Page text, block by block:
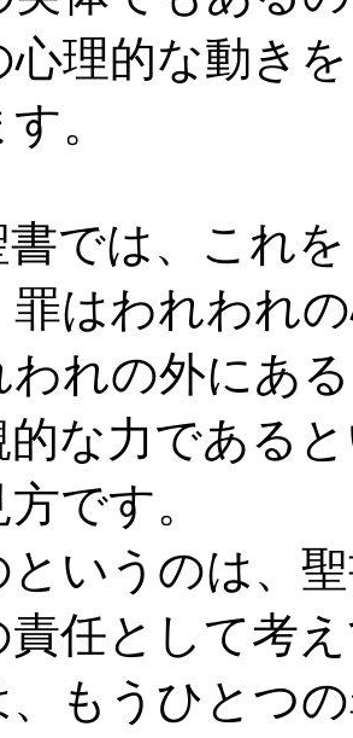
心理的な動き
。
では、これ
罪はわれわれ
われの外にあ
的な力である
です。
いうのは、
責任として考
、もうひとつ